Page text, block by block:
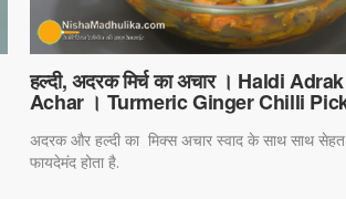
हल्दी, अदरक मिर्च का अचार । Haldi
Achar । Turmeric Ginger Chilli
अदरक और हल्दी का मिक्स अचार स्वाद के साथ साथ
फायदेमंद होता है.